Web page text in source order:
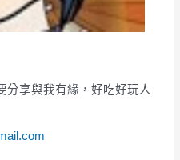
分享與我有緣，好吃好玩人